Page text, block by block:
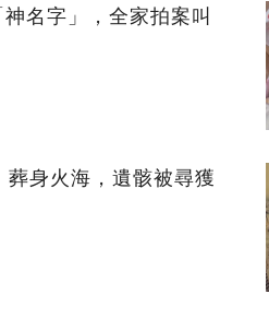
名字」，全家拍案叫
身火海，遺骸被尋獲